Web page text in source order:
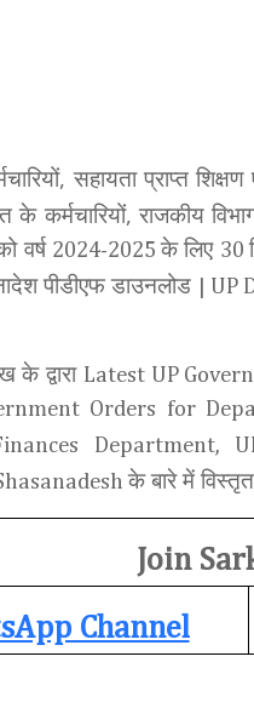
सहायता प्राप्त
के कर्मचारियों, राजकीय
वर्ष 2024-2025के लिए 30
पीडीएफ डाउनलोड
| UP
के द्वारा Latest UP
Orders for
Department,
के बारे में
Join
Channel